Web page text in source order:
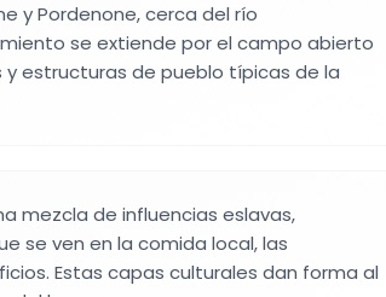
y Pordenone, cerca del río
se extiende por el campo abierto
y estructuras de pueblo típicas de la
mezcla de influencias eslavas,
se ven en la comida local, las
Estas capas culturales dan forma al